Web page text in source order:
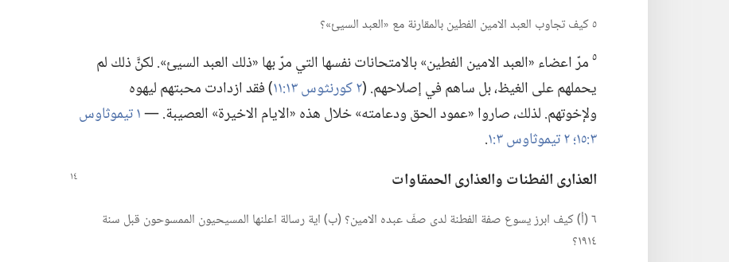
٥ كيف تجاوب العبد الامين الفطين بالمقارنة مع «العبد السيئ»؟‏
٥مرّ اعضاء «العبد الامين الفطين» بالامتحانات نفسها التي مرّ بها «ذلك العبد السيئ».‏ لكنَّ ذلك لم
يحملهم على الغيظ،‏ بل ساهم في إصلاحهم.‏ (‏٢ كورنثوس ١٣:‏١١
‏)‏ فقد ازدادت محبتهم ليهوه
ولإخوتهم.‏ لذلك،‏ صاروا «عمود الحق ودعامته» خلال هذه «الايام الاخيرة» العصيبة.‏ —‏ ١ تيموثاوس
٣:‏١٥؛‏
‏.‏
العذارى الفطنات والعذارى الحمقاوات
٦ (‏أ)‏ كيف ابرز يسوع صفة الفطنة لدى صفّ عبده الامين؟‏ (‏ب)‏ اية رسالة اعلنها المسيحيون الممسوحون قبل سنة
١٩١٤؟‏